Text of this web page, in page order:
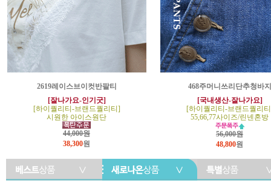
2619레이스브이컷반팔티
[잘나가요-인기굿]
[하이퀄리티-브랜드퀄리티]
시원한 아이스원단
44,000원
38,300원
468주머니쓰리단추청바지
[국내생산-잘나가요]
[하이퀄리티-브랜드퀄리
55,66,77사이즈/린넨혼방
56,000원
48,800원